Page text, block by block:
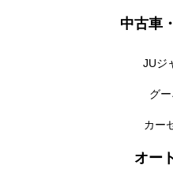
中古車
JUジ
グ
カー
オー